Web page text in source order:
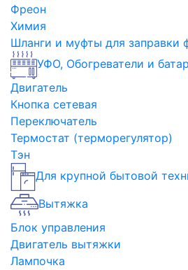
Фреон
Химия
Шланги и муфты для заправки
УФО, Обогреватели и
Двигатель
Кнопка сетевая
Переключатель
Термостат (терморегулятор)
Тэн
Для крупной бытовой
Вытяжка
Блок управления
Двигатель вытяжки
Лампочка